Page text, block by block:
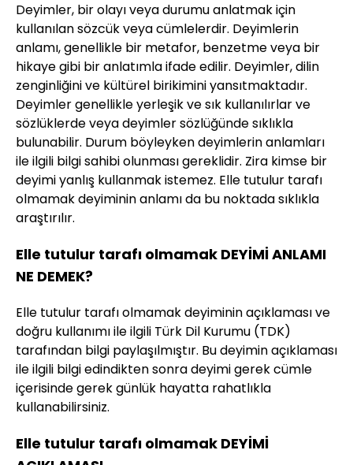
Deyimler, bir olayı veya durumu anlatmak için
kullanılan sözcük veya cümlelerdir. Deyimlerin
anlamı, genellikle bir metafor, benzetme veya bir
hikaye gibi bir anlatımla ifade edilir. Deyimler, dilin
zenginliğini ve kültürel birikimini yansıtmaktadır.
Deyimler genellikle yerleşik ve sık kullanılırlar ve
sözlüklerde veya deyimler sözlüğünde sıklıkla
bulunabilir. Durum böyleyken deyimlerin anlamları
ile ilgili bilgi sahibi olunması gereklidir. Zira kimse bir
deyimi yanlış kullanmak istemez. Elle tutulur tarafı
olmamak deyiminin anlamı da bu noktada sıklıkla
araştırılır.
Elle tutulur tarafı olmamak DEYİMİ ANLAMI
NE DEMEK?
Elle tutulur tarafı olmamak deyiminin açıklaması ve
doğru kullanımı ile ilgili Türk Dil Kurumu (TDK)
tarafından bilgi paylaşılmıştır. Bu deyimin açıklaması
ile ilgili bilgi edindikten sonra deyimi gerek cümle
içerisinde gerek günlük hayatta rahatlıkla
kullanabilirsiniz.
Elle tutulur tarafı olmamak DEYİMİ